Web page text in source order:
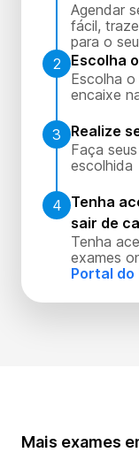
Agendar
fácil,
para o
2
Escolha
Escolha
encaixe
3
Realize
Faça
escolhida
4 Tenha
sair de
Tenha
exames
Portal do
Mais exames